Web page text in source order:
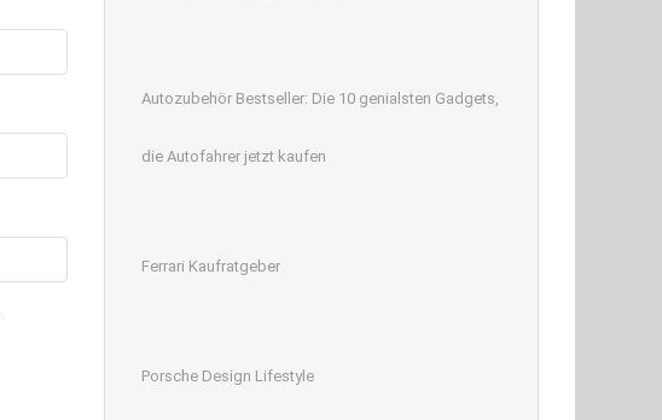
Autozubehör Bestseller: Die 10 genialsten Gadgets,
die Autofahrer jetzt kaufen
Ferrari Kaufratgeber
Porsche Design Lifestyle